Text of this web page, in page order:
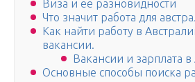
Виза и ее разновидности
Что значит работа для
Как найти работу в
вакансии.
Вакансии и зарплата в
Основные способы поиска